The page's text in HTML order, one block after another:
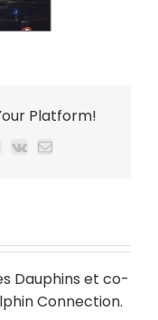
Platform!
Vk Email
Dauphins et co-
Connection.